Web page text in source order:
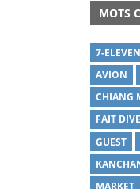
MOTS
7-ELEVEN
AVION
CHIANG
FAIT
GUEST
MARKET